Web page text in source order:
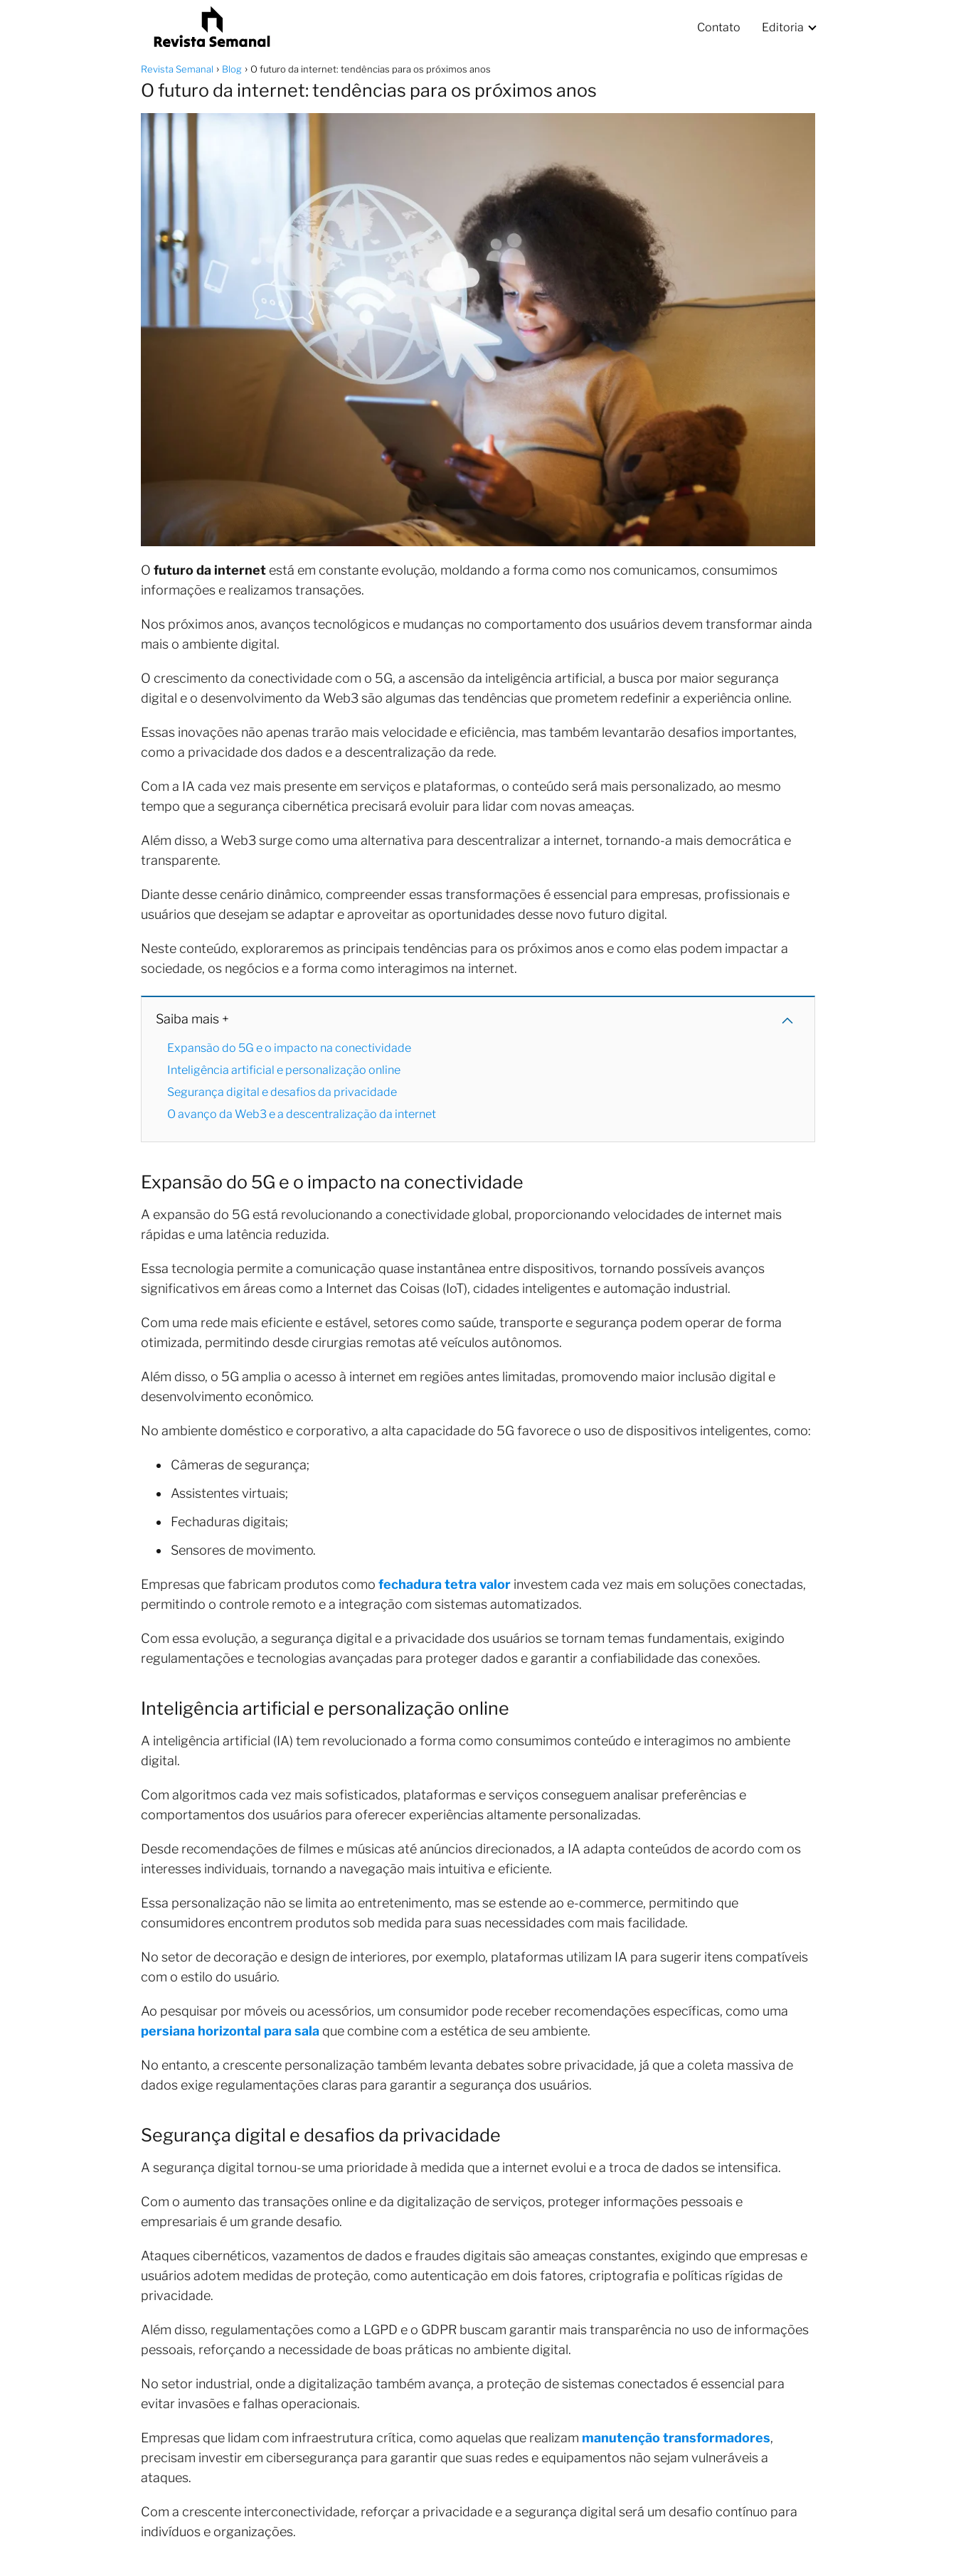
Contato Editoria
Revista Semanal Blog O futuro da internet: tendências para os próximos anos
O futuro da internet: tendências para os próximos anos
O futuro da internet está em constante evolução, moldando a forma como nos comunicamos, consumimos
informações e realizamos transações.
Nos próximos anos, avanços tecnológicos e mudanças no comportamento dos usuários devem transformar ainda
mais o ambiente digital.
O crescimento da conectividade com o 5G, a ascensão da inteligência artificial, a busca por maior segurança
digital e o desenvolvimento da Web3 são algumas das tendências que prometem redefinir a experiência online.
Essas inovações não apenas trarão mais velocidade e eficiência, mas também levantarão desafios importantes,
como a privacidade dos dados e a descentralização da rede.
Com a IA cada vez mais presente em serviços e plataformas, o conteúdo será mais personalizado, ao mesmo
tempo que a segurança cibernética precisará evoluir para lidar com novas ameaças.
Além disso, a Web3 surge como uma alternativa para descentralizar a internet, tornando-a mais democrática e
transparente.
Diante desse cenário dinâmico, compreender essas transformações é essencial para empresas, profissionais e
usuários que desejam se adaptar e aproveitar as oportunidades desse novo futuro digital.
Neste conteúdo, exploraremos as principais tendências para os próximos anos e como elas podem impactar a
sociedade, os negócios e a forma como interagimos na internet.
Saiba mais +
Expansão do 5G e o impacto na conectividade
Inteligência artificial e personalização online
Segurança digital e desafios da privacidade
O avanço da Web3 e a descentralização da internet
Expansão do 5G e o impacto na conectividade
A expansão do 5G está revolucionando a conectividade global, proporcionando velocidades de internet mais
rápidas e uma latência reduzida.
Essa tecnologia permite a comunicação quase instantânea entre dispositivos, tornando possíveis avanços
significativos em áreas como a Internet das Coisas (IoT), cidades inteligentes e automação industrial.
Com uma rede mais eficiente e estável, setores como saúde, transporte e segurança podem operar de forma
otimizada, permitindo desde cirurgias remotas até veículos autônomos.
Além disso, o 5G amplia o acesso à internet em regiões antes limitadas, promovendo maior inclusão digital e
desenvolvimento econômico.
No ambiente doméstico e corporativo, a alta capacidade do 5G favorece o uso de dispositivos inteligentes, como:
Câmeras de segurança;
Assistentes virtuais;
Fechaduras digitais;
Sensores de movimento.
Empresas que fabricam produtos como fechadura tetra valor investem cada vez mais em soluções conectadas,
permitindo o controle remoto e a integração com sistemas automatizados.
Com essa evolução, a segurança digital e a privacidade dos usuários se tornam temas fundamentais, exigindo
regulamentações e tecnologias avançadas para proteger dados e garantir a confiabilidade das conexões.
Inteligência artificial e personalização online
A inteligência artificial (IA) tem revolucionado a forma como consumimos conteúdo e interagimos no ambiente
digital.
Com algoritmos cada vez mais sofisticados, plataformas e serviços conseguem analisar preferências e
comportamentos dos usuários para oferecer experiências altamente personalizadas.
Desde recomendações de filmes e músicas até anúncios direcionados, a IA adapta conteúdos de acordo com os
interesses individuais, tornando a navegação mais intuitiva e eficiente.
Essa personalização não se limita ao entretenimento, mas se estende ao e-commerce, permitindo que
consumidores encontrem produtos sob medida para suas necessidades com mais facilidade.
No setor de decoração e design de interiores, por exemplo, plataformas utilizam IA para sugerir itens compatíveis
com o estilo do usuário.
Ao pesquisar por móveis ou acessórios, um consumidor pode receber recomendações específicas, como uma
persiana horizontal para sala que combine com a estética de seu ambiente.
No entanto, a crescente personalização também levanta debates sobre privacidade, já que a coleta massiva de
dados exige regulamentações claras para garantir a segurança dos usuários.
Segurança digital e desafios da privacidade
A segurança digital tornou-se uma prioridade à medida que a internet evolui e a troca de dados se intensifica.
Com o aumento das transações online e da digitalização de serviços, proteger informações pessoais e
empresariais é um grande desafio.
Ataques cibernéticos, vazamentos de dados e fraudes digitais são ameaças constantes, exigindo que empresas e
usuários adotem medidas de proteção, como autenticação em dois fatores, criptografia e políticas rígidas de
privacidade.
Além disso, regulamentações como a LGPD e o GDPR buscam garantir mais transparência no uso de informações
pessoais, reforçando a necessidade de boas práticas no ambiente digital.
No setor industrial, onde a digitalização também avança, a proteção de sistemas conectados é essencial para
evitar invasões e falhas operacionais.
Empresas que lidam com infraestrutura crítica, como aquelas que realizam manutenção transformadores,
precisam investir em cibersegurança para garantir que suas redes e equipamentos não sejam vulneráveis a
ataques.
Com a crescente interconectividade, reforçar a privacidade e a segurança digital será um desafio contínuo para
indivíduos e organizações.